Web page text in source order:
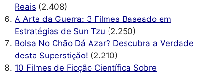
Reais (2.408)
A Arte da Guerra: 3 Filmes Baseado em
Estratégias de Sun Tzu (2.250)
Bolsa No Chão Dá Azar? Descubra a Verdade
desta Superstição! (2.210)
10 Filmes de Ficção Científica Sobre